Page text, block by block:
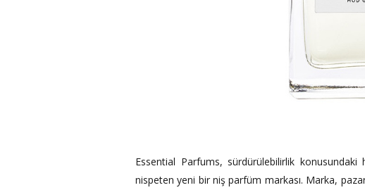
Essential Parfums, sürdürülebilirlik
nispeten yeni bir niş parfüm markası. Marka,